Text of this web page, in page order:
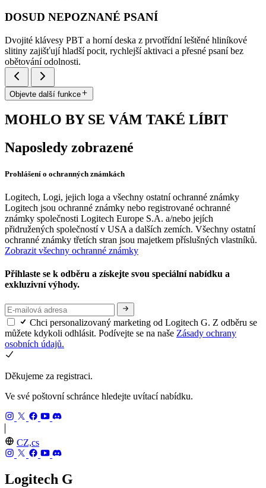
DOSUD NEPOZNANÉ PSANÍ
Dvojité klávesy PBT a horní deska z prvotřídní leštěné hliníkové
slitiny zajišťují hladší pocit, rychlejší aktivaci a přesné psaní bez
obětování odolnosti.
Objevte další funkce
MOHLO BY SE VÁM TAKÉ LÍBIT
Naposledy zobrazené
Prohlášení o ochranných známkách
Logitech, Logi, jejich loga a všechny ostatní ochranné známky
Logitech jsou ochranné známky nebo registrované ochranné
známky společnosti Logitech Europe S.A. a/nebo jejích
přidružených společností v USA a dalších zemích. Všechny ostatní
ochranné známky třetích stran jsou majetkem příslušných vlastníků.
Zobrazit všechny ochranné známky
Přihlaste se k odběru a získejte svou speciální nabídku a
exkluzivní výhody.
Chci personalizovaný marketing od Logitech G. Z odběru se
můžete kdykoli odhlásit. Podívejte se na naše Zásady ochrany
osobních údajů.
Děkujeme za registraci.
Ve své poštovní schránce hledejte uvítací nabídku.
CZ,cs
Logitech G